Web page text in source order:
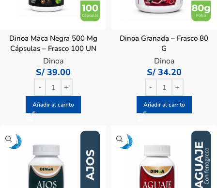
Dinoa Maca Negra 500 Mg
Cápsulas – Frasco 100 UN
Dinoa
S/39.00
Añadir al carrito
Dinoa Granada – Frasco 80
G
Dinoa
S/34.20
Añadir al carrito